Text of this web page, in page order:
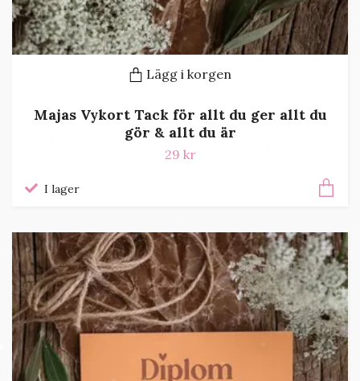
Lägg i korgen
Majas Vykort Tack för allt du ger allt du
gör & allt du är
29 kr
I lager